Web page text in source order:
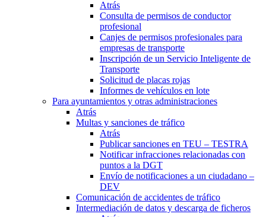
Atrás
Consulta de permisos de conductor
profesional
Canjes de permisos profesionales para
empresas de transporte
Inscripción de un Servicio Inteligente de
Transporte
Solicitud de placas rojas
Informes de vehículos en lote
Para ayuntamientos y otras administraciones
Atrás
Multas y sanciones de tráfico
Atrás
Publicar sanciones en TEU – TESTRA
Notificar infracciones relacionadas con
puntos a la DGT
Envío de notificaciones a un ciudadano –
DEV
Comunicación de accidentes de tráfico
Intermediación de datos y descarga de ficheros